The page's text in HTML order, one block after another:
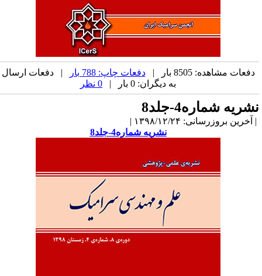
دفعات مشاهده: 8505 بار | دفعات چاپ: 788 بار
| دفعات ارسال
به دیگران: 0 بار |
شماره4-جلد8
بروزرسانی: ۱۳۹۸/۱۲/۲۴ |
نشریه شماره4-جلد8